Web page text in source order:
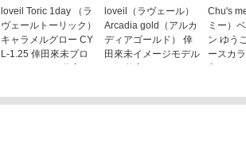
loveil Toric 1day （ラ
ヴェールトーリック）
キャラメルグロー CY
L-1.25 倖田來未プロ
1,760円(税込)
loveil（ラヴェール）
Arcadia gold（アルカ
ディアゴールド） 倖
田來未イメージモデル
Chu's
ミー）
ン ゆう
ースカ